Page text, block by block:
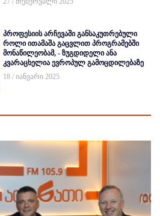
პროფესიის არჩევაში განსაკუთრებული
როლი ითამაშა გაცვლით პროგრამებში
მონაწილეობამ, - ზუგდიდელი ანა
კვარაცხელია ევროპულ გამოცდილებაზე
18 / იანვარი 2025